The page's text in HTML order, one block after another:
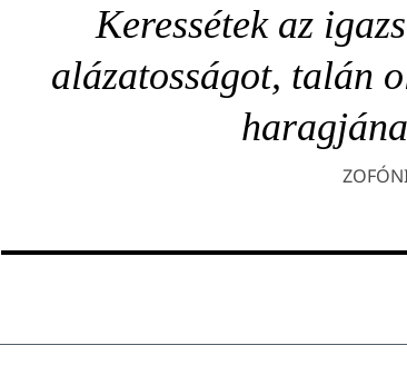
Keressétek az
alázatosságot, talán